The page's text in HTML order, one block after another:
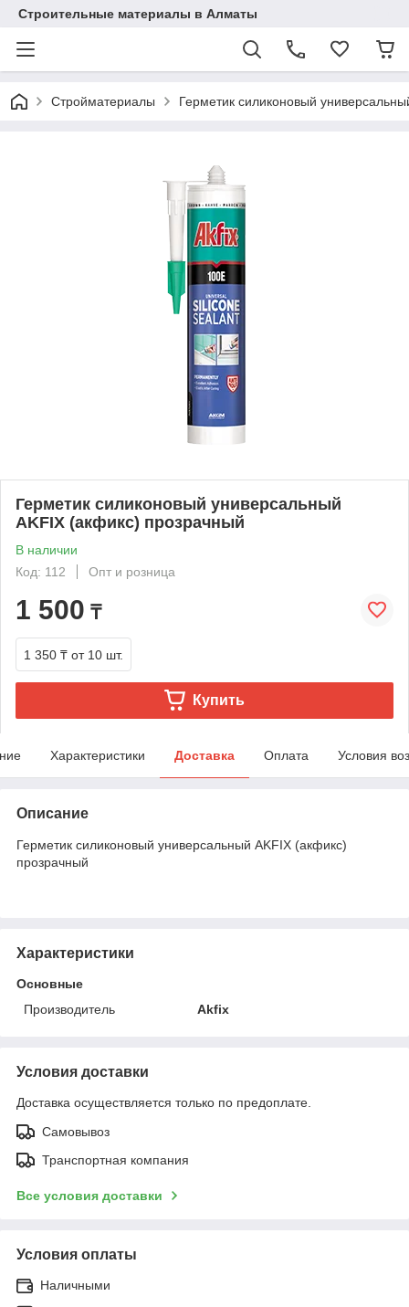
Строительные материалы в Алматы
Стройматериалы Герметик силиконовый
Герметик силиконовый универсальный
AKFIX (акфикс) прозрачный
В наличии
Код: 112
Опт и розница
1 500 ₸
1 350 ₸ от 10 шт.
Купить
Характеристики Доставка Оплата Условия
Описание
Герметик силиконовый универсальный AKFIX (акфикс)
прозрачный
Характеристики
Основные
Производитель
Akfix
Условия доставки
Доставка осуществляется только по предоплате.
Самовывоз
Транспортная компания
Все условия доставки
Условия оплаты
Наличными